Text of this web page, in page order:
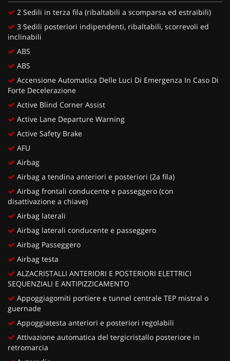
2 Sedili in terza fila (ribaltabili a scomparsa ed estraibili)
3 Sedili posteriori indipendenti, ribaltabili, scorrevoli ed
inclinabili
ABS
ABS
Accensione Automatica Delle Luci Di Emergenza In Caso Di
Forte Decelerazione
Active Blind Corner Assist
Active Lane Departure Warning
Active Safety Brake
AFU
Airbag
Airbag a tendina anteriori e posteriori (2a fila)
Airbag frontali conducente e passeggero (con
disattivazione a chiave)
Airbag laterali
Airbag laterali conducente e passeggero
Airbag Passeggero
Airbag testa
ALZACRISTALLI ANTERIORI E POSTERIORI ELETTRICI
SEQUENZIALI E ANTIPIZZICAMENTO
Appoggiagomiti portiere e tunnel centrale TEP mistral o
guernade
Appoggiatesta anteriori e posteriori regolabili
Attivazione automatica del tergicristallo posteriore in
retromarcia